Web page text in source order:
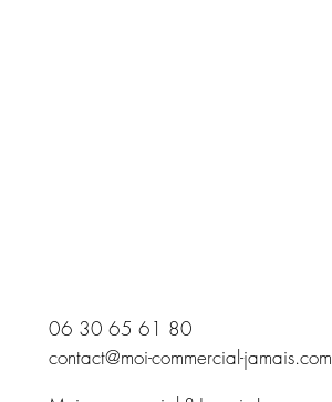
06 30 65 61 80
contact@moi-commercial-jamais.com